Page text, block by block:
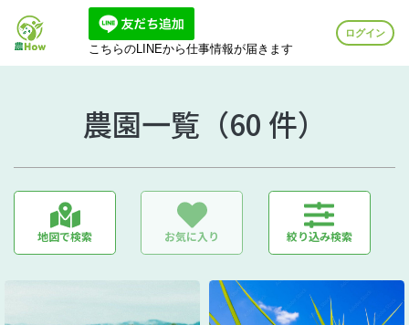
こちらのLINEから仕事情報が届きます
ログイン
農園一覧（60 件）
地図で検索 お気に入り 絞り込み検索